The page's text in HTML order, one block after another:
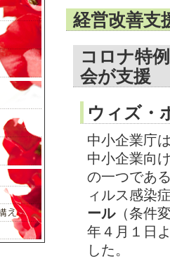
経営改善支
コロナ特例
会が支援
ウィズ・
中小企業庁
中小企業向
の一つであ
ィルス感染
ール（条件
年４月１日
した。